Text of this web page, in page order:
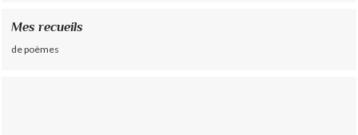
Mes recueils
de poèmes